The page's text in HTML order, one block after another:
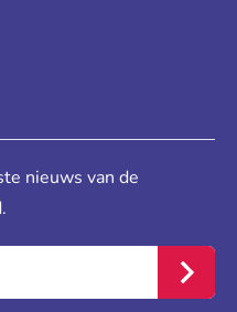
nieuws van de